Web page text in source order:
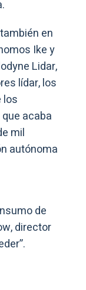
en
Ike y
Lidar,
lídar, los
los
acaba
mil
autónoma
de
director